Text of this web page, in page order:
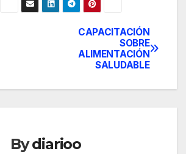
CAPACITACIÓN
SOBRE
ALIMENTACIÓN
SALUDABLE
Bydiarioo